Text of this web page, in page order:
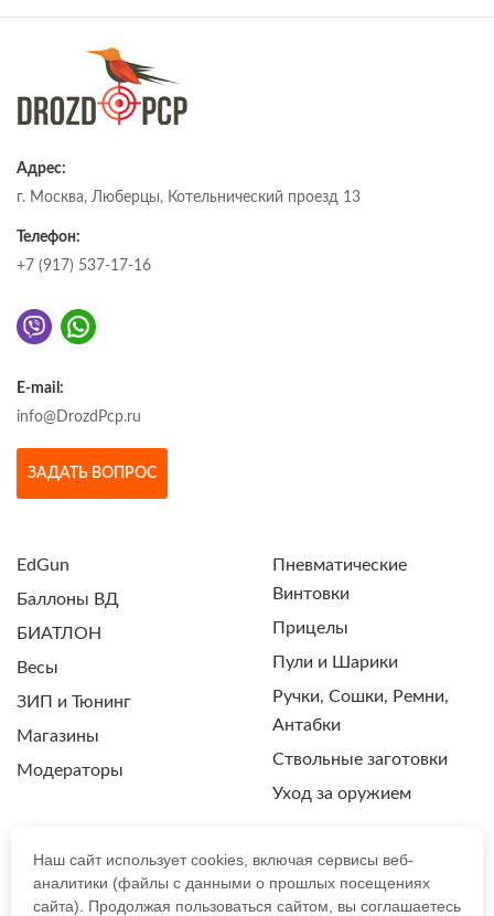
Адрес:
г. Москва, Люберцы, Котельнический проезд 13
Телефон:
+7 (917) 537-17-16
E-mail:
info@DrozdPcp.ru
ЗАДАТЬ ВОПРОС
EdGun
Баллоны ВД
БИАТЛОН
Весы
ЗИП и Тюнинг
Магазины
Модераторы
Пневматические
Винтовки
Прицелы
Пули и Шарики
Ручки, Сошки, Ремни,
Антабки
Ствольные заготовки
Уход за оружием
ПОЛИТИКА КОНФИДЕНЦИАЛЬНОСТИ
Наш сайт использует cookies, включая сервисы веб-
аналитики (файлы с данными о прошлых посещениях
сайта). Продолжая пользоваться сайтом, вы соглашаетесь